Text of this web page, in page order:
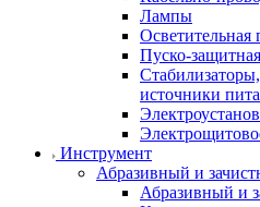
Лампы
Осветительная
Пуско-
источники
Инструмент
Абразивный и
Абразивный и